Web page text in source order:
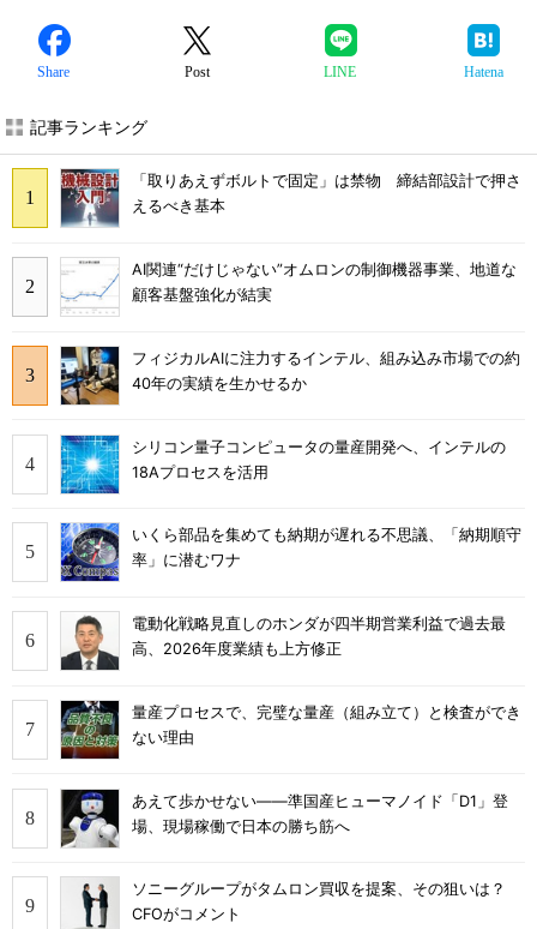
Share Post LINE Hatena
記事ランキング
「取りあえずボルトで固定」は禁物 締結部設計で押さ
えるべき基本
AI関連“だけじゃない”オムロンの制御機器事業、地道な
顧客基盤強化が結実
フィジカルAIに注力するインテル、組み込み市場での約
40年の実績を生かせるか
シリコン量子コンピュータの量産開発へ、インテルの
18Aプロセスを活用
いくら部品を集めても納期が遅れる不思議、「納期順守
率」に潜むワナ
電動化戦略見直しのホンダが四半期営業利益で過去最
高、2026年度業績も上方修正
量産プロセスで、完璧な量産（組み立て）と検査ができ
ない理由
あえて歩かせない――準国産ヒューマノイド「D1」登
場、現場稼働で日本の勝ち筋へ
ソニーグループがタムロン買収を提案、その狙いは？
CFOがコメント